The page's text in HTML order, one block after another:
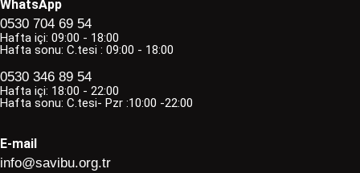
WhatsApp
0530 704 69 54
Hafta içi: 09:00 - 18:00
Hafta sonu: C.tesi : 09:00 - 18:00
0530 346 89 54
Hafta içi: 18:00 - 22:00
Hafta sonu: C.tesi- Pzr :10:00 -22:00
E-mail
info@savibu.org.tr